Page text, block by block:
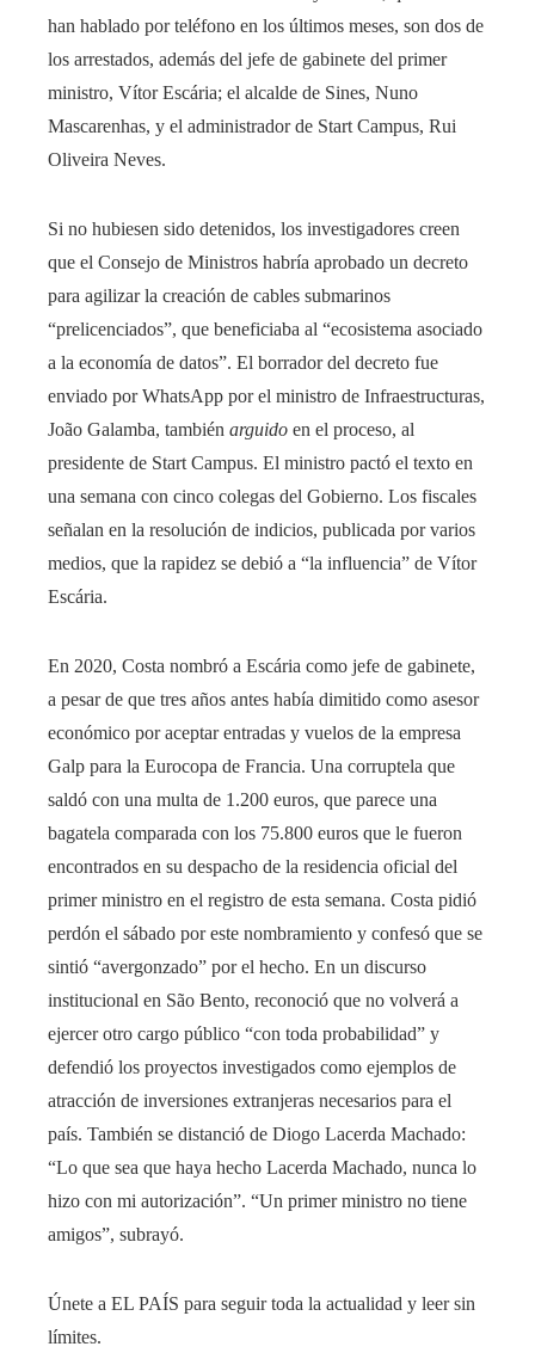
han hablado por teléfono en los últimos meses, son dos de
los arrestados, además del jefe de gabinete del primer
ministro, Vítor Escária; el alcalde de Sines, Nuno
Mascarenhas, y el administrador de Start Campus, Rui
Oliveira Neves.
Si no hubiesen sido detenidos, los investigadores creen
que el Consejo de Ministros habría aprobado un decreto
para agilizar la creación de cables submarinos
“prelicenciados”, que beneficiaba al “ecosistema asociado
a la economía de datos”. El borrador del decreto fue
enviado por WhatsApp por el ministro de Infraestructuras,
João Galamba, también arguido en el proceso, al
presidente de Start Campus. El ministro pactó el texto en
una semana con cinco colegas del Gobierno. Los fiscales
señalan en la resolución de indicios, publicada por varios
medios, que la rapidez se debió a “la influencia” de Vítor
Escária.
En 2020, Costa nombró a Escária como jefe de gabinete,
a pesar de que tres años antes había dimitido como asesor
económico por aceptar entradas y vuelos de la empresa
Galp para la Eurocopa de Francia. Una corruptela que
saldó con una multa de 1.200 euros, que parece una
bagatela comparada con los 75.800 euros que le fueron
encontrados en su despacho de la residencia oficial del
primer ministro en el registro de esta semana. Costa pidió
perdón el sábado por este nombramiento y confesó que se
sintió “avergonzado” por el hecho. En un discurso
institucional en São Bento, reconoció que no volverá a
ejercer otro cargo público “con toda probabilidad” y
defendió los proyectos investigados como ejemplos de
atracción de inversiones extranjeras necesarios para el
país. También se distanció de Diogo Lacerda Machado:
“Lo que sea que haya hecho Lacerda Machado, nunca lo
hizo con mi autorización”. “Un primer ministro no tiene
amigos”, subrayó.
Únete a EL PAÍS para seguir toda la actualidad y leer sin
límites.